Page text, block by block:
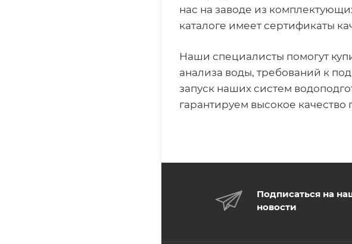
нас на заводе из
каталоге имеет сертификаты
Наши специалисты помогут
анализа воды, требований к
запуск наших систем
гарантируем высокое
Подписаться на
новости